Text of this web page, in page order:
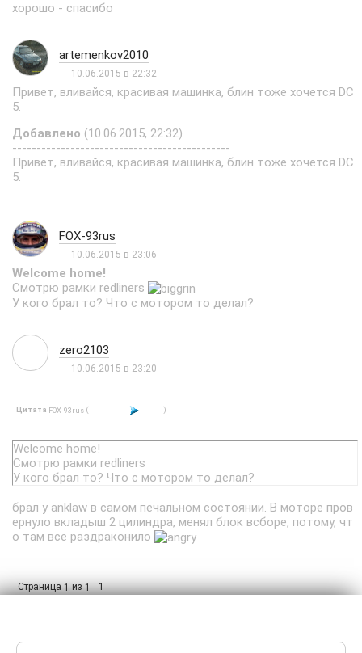
хорошо - спасибо
artemenkov2010
10.06.2015 в 22:32
Привет, вливайся, красивая машинка, блин тоже хочется DC
5.
Добавлено (10.06.2015, 22:32)
---------------------------------------------
Привет, вливайся, красивая машинка, блин тоже хочется DC
5.
FOX-93rus
10.06.2015 в 23:06
Welcome home!
Смотрю рамки redliners
У кого брал то? Что с мотором то делал?
zero2103
10.06.2015 в 23:20
Цитата FOX-93rus ( )
Welcome home!
Смотрю рамки redliners
У кого брал то? Что с мотором то делал?
брал у anklaw в самом печальном состоянии. В моторе пров
ернуло вкладыш 2 цилиндра, менял блок всборе, потому, чт
о там все раздраконило
Страница1из1 1